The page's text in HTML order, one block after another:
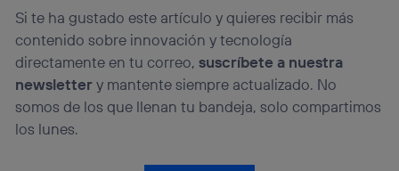
Si te ha gustado este artículo y quieres recibir más
contenido sobre innovación y tecnología
directamente en tu correo,suscríbete a nuestra
newslettery mantente siempre actualizado. No
somos de los que llenan tu bandeja, solo compartimos
los lunes.